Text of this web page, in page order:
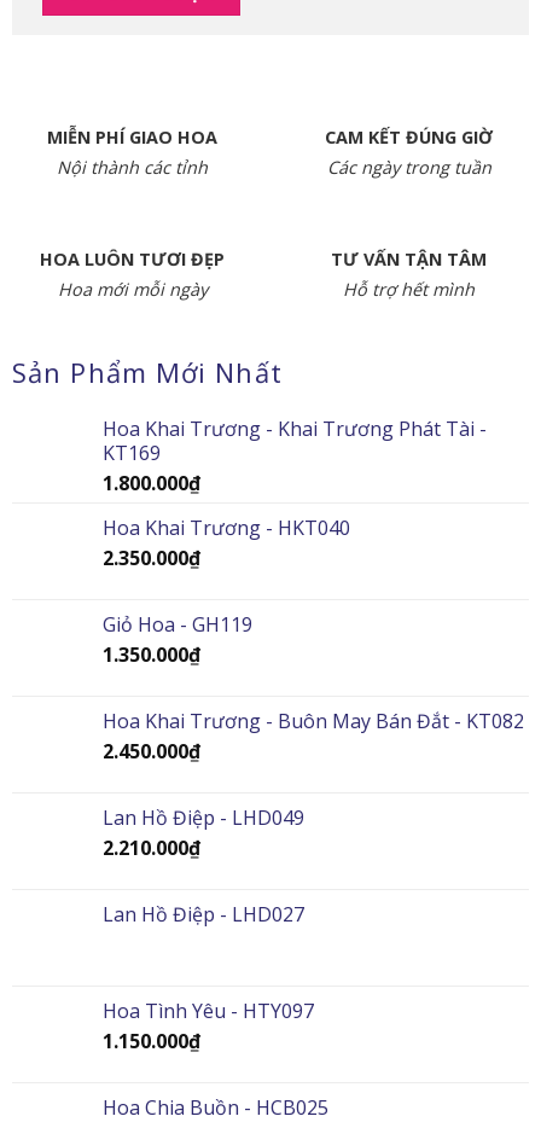
MIỄN PHÍ GIAO HOA
Nội thành các tỉnh
CAM KẾT ĐÚNG GIỜ
Các ngày trong tuần
HOA LUÔN TƯƠI ĐẸP
Hoa mới mỗi ngày
TƯ VẤN TẬN TÂM
Hỗ trợ hết mình
Sản Phẩm Mới Nhất
Hoa Khai Trương - Khai Trương Phát Tài -
KT169
1.800.000₫
Hoa Khai Trương - HKT040
2.350.000₫
Giỏ Hoa - GH119
1.350.000₫
Hoa Khai Trương - Buôn May Bán Đắt - KT082
2.450.000₫
Lan Hồ Điệp - LHD049
2.210.000₫
Lan Hồ Điệp - LHD027
Hoa Tình Yêu - HTY097
1.150.000₫
Hoa Chia Buồn - HCB025